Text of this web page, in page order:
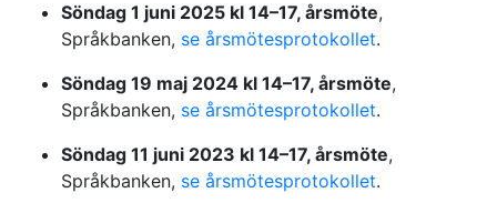
Söndag 1 juni 2025 kl 14–17, årsmöte,
Språkbanken, se årsmötesprotokollet.
Söndag 19 maj 2024 kl 14–17, årsmöte,
Språkbanken, se årsmötesprotokollet.
Söndag 11 juni 2023 kl 14–17, årsmöte,
Språkbanken, se årsmötesprotokollet.